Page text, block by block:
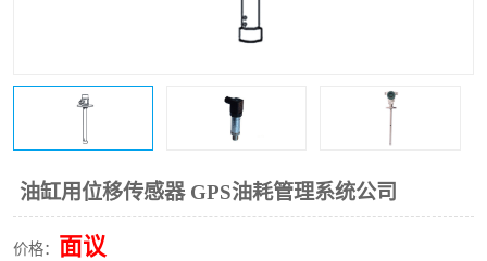
油缸用位移传感器 GPS油耗管理系统公司
价格： 面议
流量仪表